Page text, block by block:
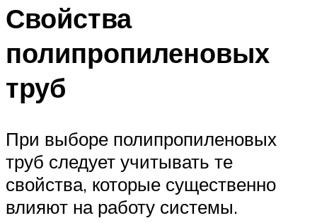
Свойства
полипропиленовых
труб
При выборе полипропиленовых
труб следует учитывать те
свойства, которые существенно
влияют на работу системы.